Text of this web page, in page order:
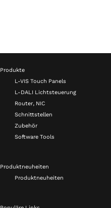
Produkte
L-VIS Touch Panels
L-DALI Lichtsteuerung
Router, NIC
Schnittstellen
Zubehör
Software Tools
Produktneuheiten
Produktneuheiten